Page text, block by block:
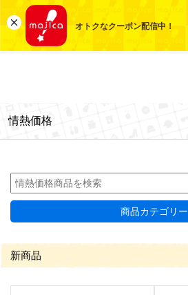
オトクなクーポン配信中！
情熱価格
商品カテゴリー
新商品